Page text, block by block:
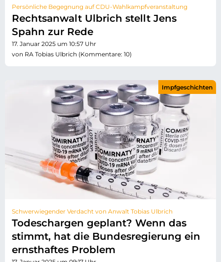
Persönliche Begegnung auf CDU-Wahlkampfveranstaltung
Rechtsanwalt Ulbrich stellt Jens
Spahn zur Rede
17. Januar 2025 um 10:57 Uhr
von RA Tobias Ulbrich (Kommentare: 10)
Schwerwiegender Verdacht von Anwalt Tobias Ulbrich
Todeschargen geplant? Wenn das
stimmt, hat die Bundesregierung ein
ernsthaftes Problem
Impfgeschichten